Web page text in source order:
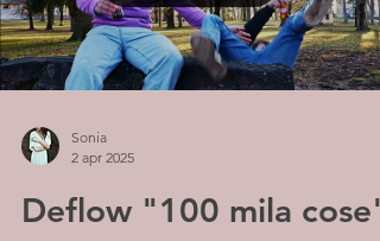
Sonia
2 apr 2025
Deflow "100 mila cose"